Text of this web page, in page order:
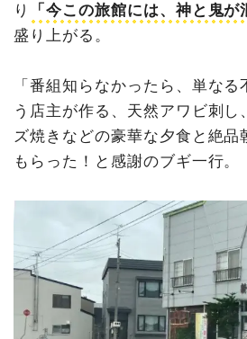
り
「今この旅館には、神と鬼が
盛り上がる。
「番組知らなかったら、単な
う店主が作る、天然アワビ刺し
ズ焼きなどの豪華な夕食と絶品
もらった！と感謝のブギ一行。